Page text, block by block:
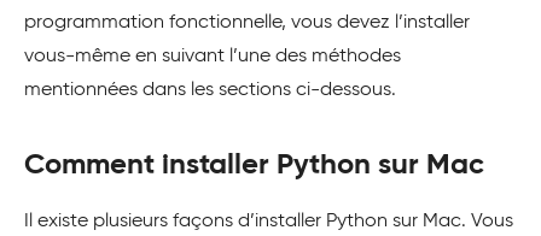
programmation fonctionnelle, vous devez l’installer
vous-même en suivant l’une des méthodes
mentionnées dans les sections ci-dessous.
Comment installer Python sur Mac
Il existe plusieurs façons d’installer Python sur Mac. Vous